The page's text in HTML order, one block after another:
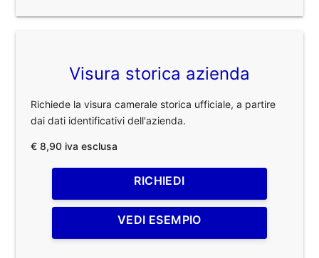
Visura storica azienda
Richiede la visura camerale storica ufficiale, a partire
dai dati identificativi dell'azienda.
€ 8,90 iva esclusa
RICHIEDI
VEDI ESEMPIO